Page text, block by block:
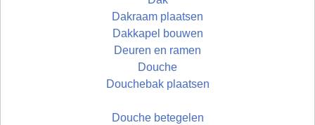
Dakraam plaatsen
Dakkapel bouwen
Deuren en ramen
Douche
Douchebak plaatsen
Douche betegelen